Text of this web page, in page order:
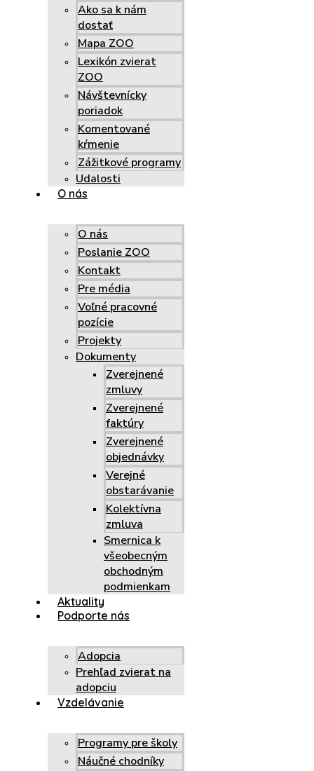
Ako sa k nám
dostať
Mapa ZOO
Lexikón zvierat
ZOO
Návštevnícky
poriadok
Komentované
kŕmenie
Zážitkové programy
Udalosti
O nás
O nás
Poslanie ZOO
Kontakt
Pre média
Voľné pracovné
pozície
Projekty
Dokumenty
Zverejnené
zmluvy
Zverejnené
faktúry
Zverejnené
objednávky
Verejné
obstarávanie
Kolektívna
zmluva
Smernica k
všeobecným
obchodným
podmienkam
Aktuality
Podporte nás
Adopcia
Prehľad zvierat na
adopciu
Vzdelávanie
Programy pre školy
Náučné chodníky